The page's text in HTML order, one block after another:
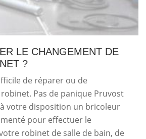
LE CHANGEMENT DE
?
de réparer ou de
Pas de panique Pruvost
votre disposition un bricoleur
pour effectuer le
robinet de salle de bain, de